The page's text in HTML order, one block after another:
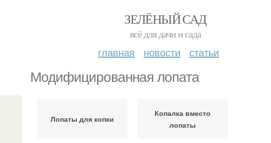
ЗЕЛЁНЫЙ САД
всё для дачи и сада
главная новости статьи
Модифицированная лопата
Лопаты для копки
Копалка вместо
лопаты